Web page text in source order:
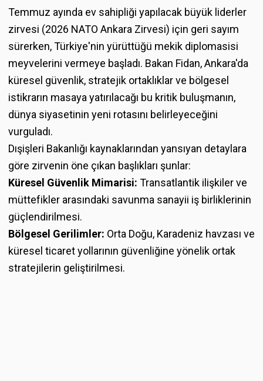
Temmuz ayında ev sahipliği yapılacak büyük liderler
zirvesi (2026 NATO Ankara Zirvesi) için geri sayım
sürerken, Türkiye'nin yürüttüğü mekik diplomasisi
meyvelerini vermeye başladı. Bakan Fidan, Ankara'da
küresel güvenlik, stratejik ortaklıklar ve bölgesel
istikrarın masaya yatırılacağı bu kritik buluşmanın,
dünya siyasetinin yeni rotasını belirleyeceğini
vurguladı.
Dışişleri Bakanlığı kaynaklarından yansıyan detaylara
göre zirvenin öne çıkan başlıkları şunlar:
Küresel Güvenlik Mimarisi: Transatlantik ilişkiler ve
müttefikler arasındaki savunma sanayii iş birliklerinin
güçlendirilmesi.
Bölgesel Gerilimler: Orta Doğu, Karadeniz havzası ve
küresel ticaret yollarının güvenliğine yönelik ortak
stratejilerin geliştirilmesi.